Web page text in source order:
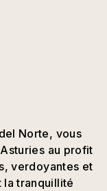
Norte, vous
au profit
verdoyantes et
la tranquillité